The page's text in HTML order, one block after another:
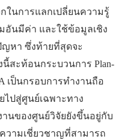
ในการแลกเปลี่ยนความรู้
อันมีค่า และใช้ข้อมูลเชิง
ญหา ซึ่งท้ายที่สุดจะ
สะท้อนกระบวนการ Plan-
เป็นกรอบการทำงานถือ
ปสู่ศูนย์เฉพาะทาง
นของศูนย์วิจัยยังขึ้นอยู่กับ
วามเชี่ยวชาญที่สามารถ